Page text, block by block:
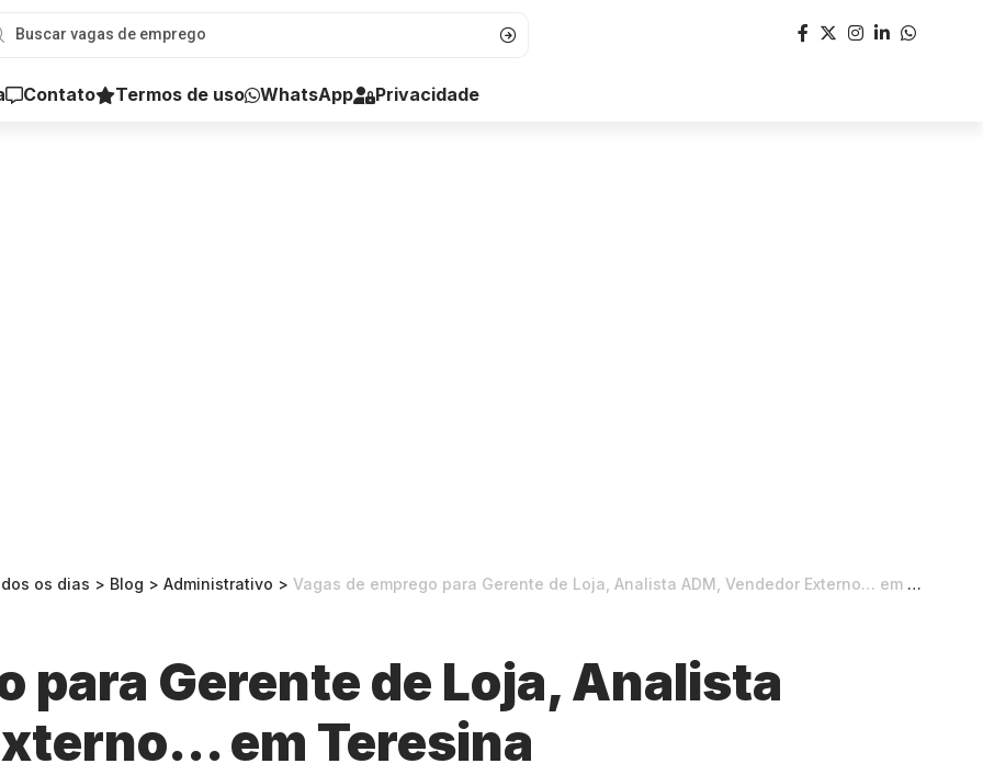
Contato Termos de uso WhatsApp Privacidade
os dias > Blog > Administrativo > Vagas de emprego para Gerente de Loja, Analista ADM, Vendedor Externo… em Teresina
para Gerente de Loja, Analista
em Teresina